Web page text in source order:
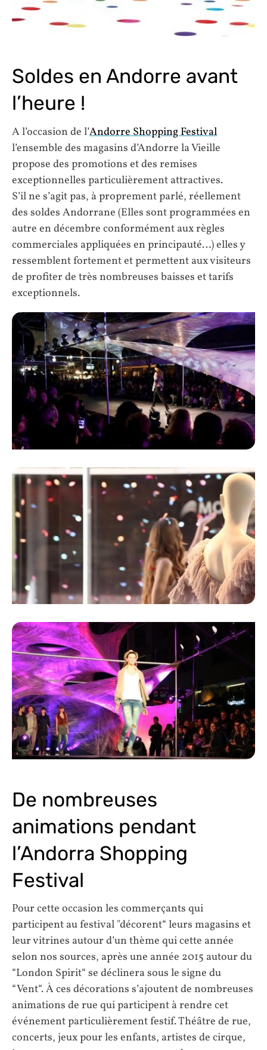
Soldes en Andorre avant
l’heure !
A l’occasion de l’Andorre Shopping Festival
l’ensemble des magasins d’Andorre la Vieille
propose des promotions et des remises
exceptionnelles particulièrement attractives.
S’il ne s’agit pas, à proprement parlé, réellement
des soldes Andorrane (Elles sont programmées en
autre en décembre conformément aux règles
commerciales appliquées en principauté…) elles y
ressemblent fortement et permettent aux visiteurs
de profiter de très nombreuses baisses et tarifs
exceptionnels.
De nombreuses
animations pendant
l’Andorra Shopping
Festival
Pour cette occasion les commerçants qui
participent au festival "décorent“ leurs magasins et
leur vitrines autour d’un thème qui cette année
selon nos sources, après une année 2015 autour du
“London Spirit“ se déclinera sous le signe du
“Vent“. À ces décorations s’ajoutent de nombreuses
animations de rue qui participent à rendre cet
événement particulièrement festif. Théâtre de rue,
concerts, jeux pour les enfants, artistes de cirque,